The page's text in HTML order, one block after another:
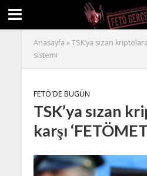
Anasayfa »TSK’ya sızan kriptolara
sistemi
FETÖ'DE BUGÜN
TSK’ya sızan
karşı